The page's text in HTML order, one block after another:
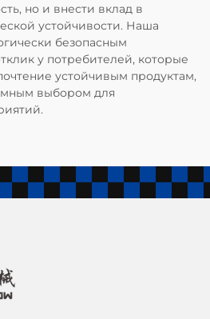
но и внести вклад в
устойчивости. Наша
безопасным
у потребителей, которые
устойчивым продуктам,
выбором для